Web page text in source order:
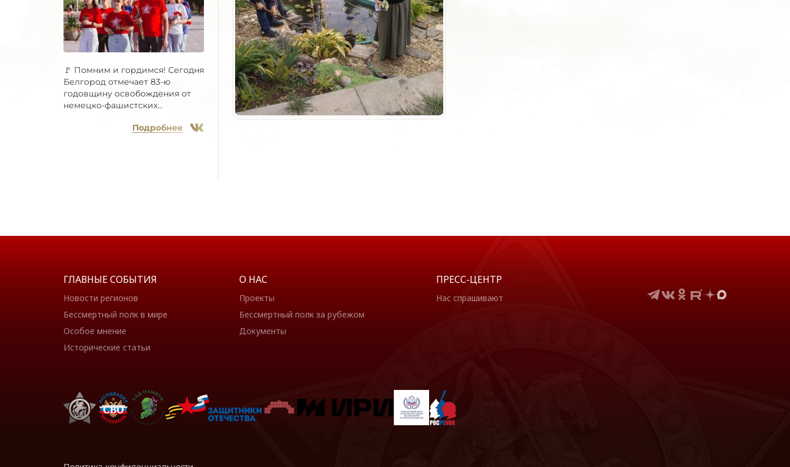
🚩 Помним и гордимся! Сегодня
Белгород отмечает 83-ю
годовщину освобождения от
немецко-фашистских...
Подробнее
ГЛАВНЫЕ СОБЫТИЯ
Новости регионов
Бессмертный полк в мире
Особое мнение
Исторические статьи
О НАС
Проекты
Бессмертный полк за рубежом
Документы
ПРЕСС-ЦЕНТР
Нас спрашивают